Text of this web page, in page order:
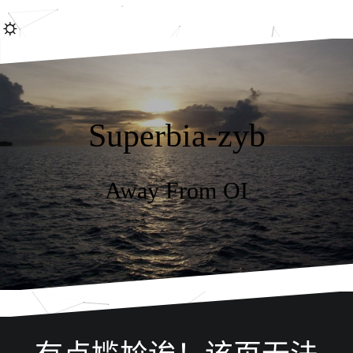
跳
转
内
☼
Superbia-zyb
Away From OI